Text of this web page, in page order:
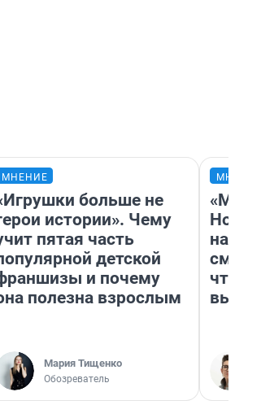
МНЕНИЕ
больше не
истории». Чему
пятая часть
детской
и почему
полезна взрослым
Мария Тищенко
Обозреватель
«Мы